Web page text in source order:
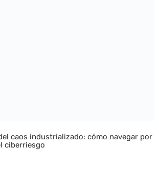
caos industrializado: cómo navegar por
ciberriesgo